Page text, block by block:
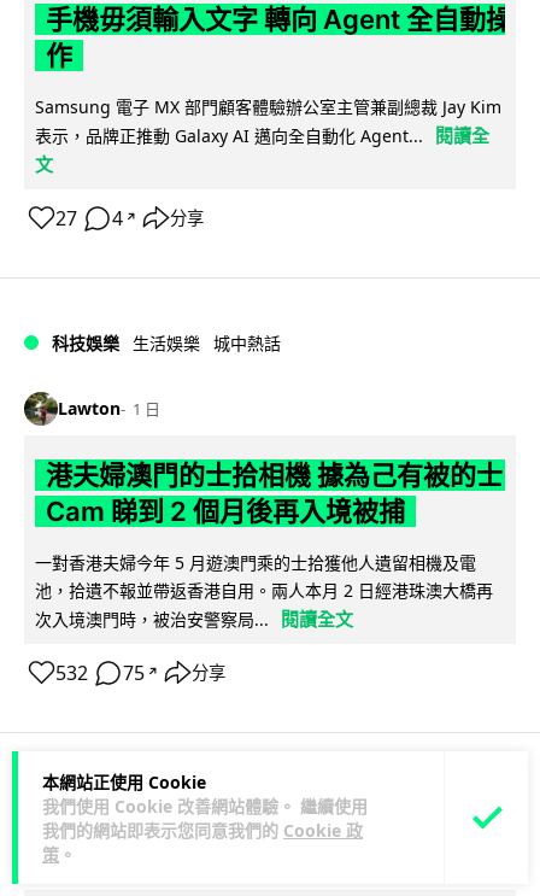
本網站正使用 Cookie
我們使用 Cookie 改善網站體驗。 繼續使用
我們的網站即表示您同意我們的 Cookie 政
策 。
手機毋須輸入文字 轉向 Agent 全自動操
作
Samsung 電子 MX 部門顧客體驗辦公室主管兼副總裁 Jay Kim
表示，品牌正推動 Galaxy AI 邁向全自動化 Agent...
閱讀全
文
27 4 ↗ 分享
科技娛樂 生活娛樂 城中熱話
Lawton 1 日
港夫婦澳門的士拾相機 據為己有被的士
Cam 睇到 2 個月後再入境被捕
一對香港夫婦今年 5 月遊澳門乘的士拾獲他人遺留相機及電
池，拾遺不報並帶返香港自用。兩人本月 2 日經港珠澳大橋再
次入境澳門時，被治安警察局...
閱讀全文
532 75 ↗ 分享
3C科技 家居無線
Vin